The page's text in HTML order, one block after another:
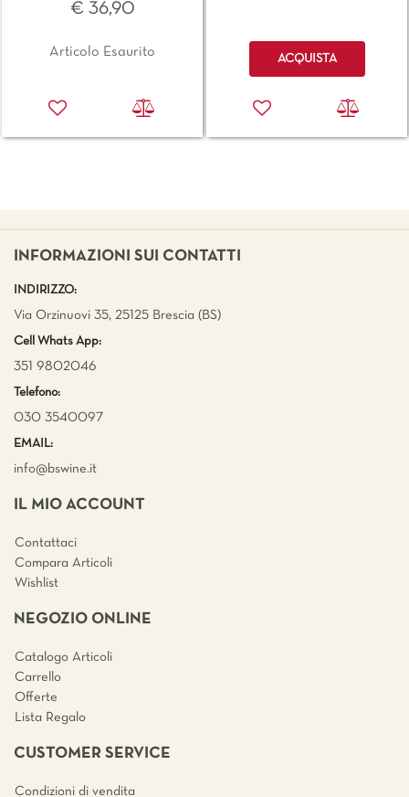
€ 36,90
Articolo Esaurito Quantità
ACQUISTA
INFORMAZIONI SUI CONTATTI
INDIRIZZO:
Via Orzinuovi 35, 25125 Brescia (BS)
Cell Whats App:
351 9802046
Telefono:
030 3540097
EMAIL:
info@bswine.it
IL MIO ACCOUNT
Contattaci
Compara Articoli
Wishlist
NEGOZIO ONLINE
Catalogo Articoli
Carrello
Offerte
Lista Regalo
CUSTOMER SERVICE
Condizioni di vendita